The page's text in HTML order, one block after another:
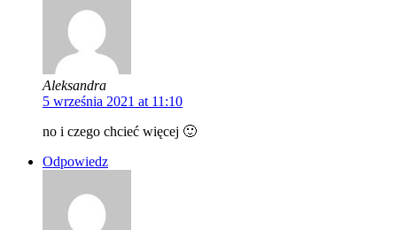
Aleksandra
5 września 2021 at 11:10
no i czego chcieć więcej 🙂
Odpowiedz